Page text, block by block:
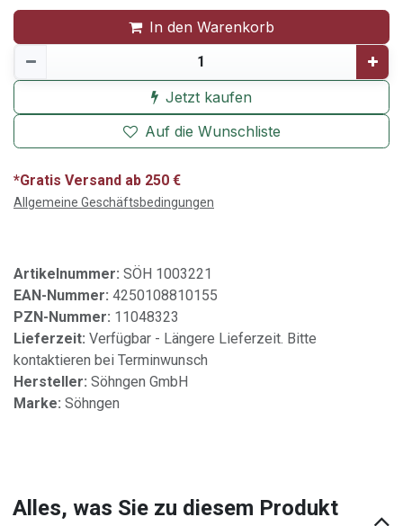
In den Warenkorb
Jetzt kaufen
Auf die Wunschliste
*Gratis Versand ab 250 €
Allgemeine Geschäftsbedingungen
Artikelnummer: SÖH 1003221
EAN-Nummer: 4250108810155
PZN-Nummer: 11048323
Lieferzeit: Verfügbar - Längere Lieferzeit. Bitte
kontaktieren bei Terminwunsch
Hersteller: Söhngen GmbH
Marke: Söhngen
Alles, was Sie zu diesem Produkt